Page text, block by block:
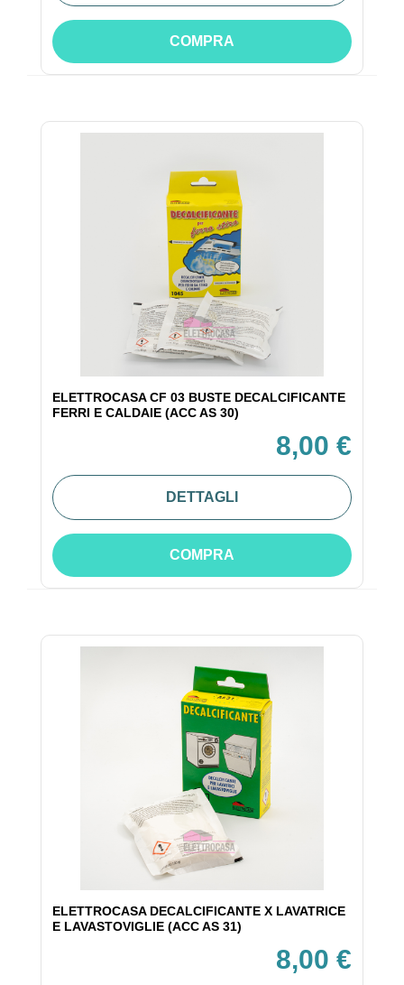
COMPRA
ELETTROCASA CF 03 BUSTE DECALCIFICANTE
FERRI E CALDAIE (ACC AS 30)
8,00 €
DETTAGLI
COMPRA
ELETTROCASA DECALCIFICANTE X LAVATRICE
E LAVASTOVIGLIE (ACC AS 31)
8,00 €